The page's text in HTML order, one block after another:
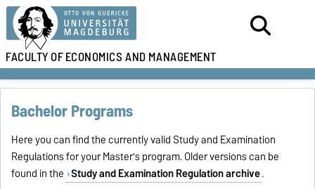
FACULTY OFECONOMICS AND MANAGEMENT
Bachelor Programs
Here you can find the currently valid Study and Examination
Regulations for your Master's program. Older versions can be
found in the Study and Examination Regulation archive.